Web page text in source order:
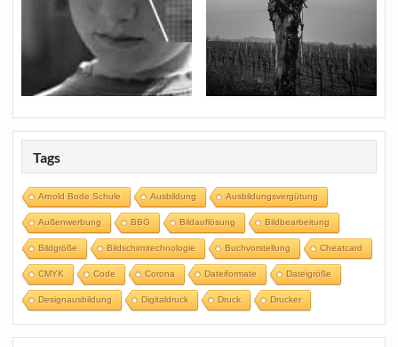
Tags
Arnold Bode Schule Ausbildung Ausbildungsvergütung
Außenwerbung BBG Bildauflösung Bildbearbeitung
Bildgröße Bildschirmtechnologie Buchvorstellung Cheatcard
CMYK Code Corona Dateiformate Dateigröße
Designausbildung Digitaldruck Druck Drucker